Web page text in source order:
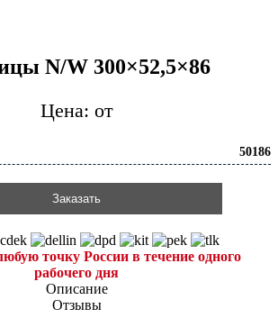
N/W 300×52,5×86
от
50186
Заказать
точку России в течение одного
рабочего дня
Описание
Отзывы